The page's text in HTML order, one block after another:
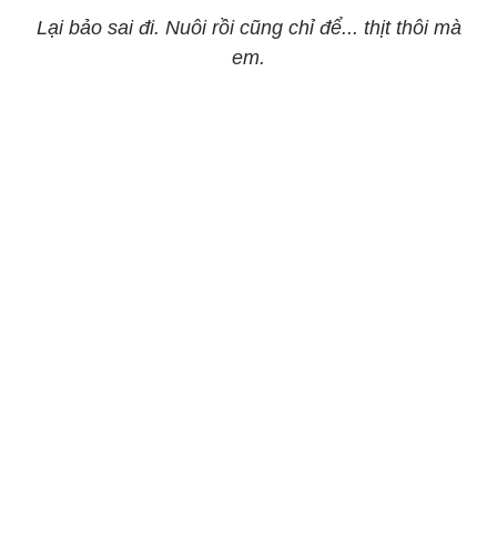
Lại bảo sai đi. Nuôi rồi cũng chỉ để... thịt thôi mà
em.